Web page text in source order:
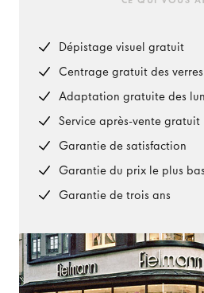
Dépistage visuel gratuit
Centrage gratuit des
Adaptation gratuite des
Service après-vente gratuit
Garantie de satisfaction
Garantie du prix le plus bas
Garantie de trois ans